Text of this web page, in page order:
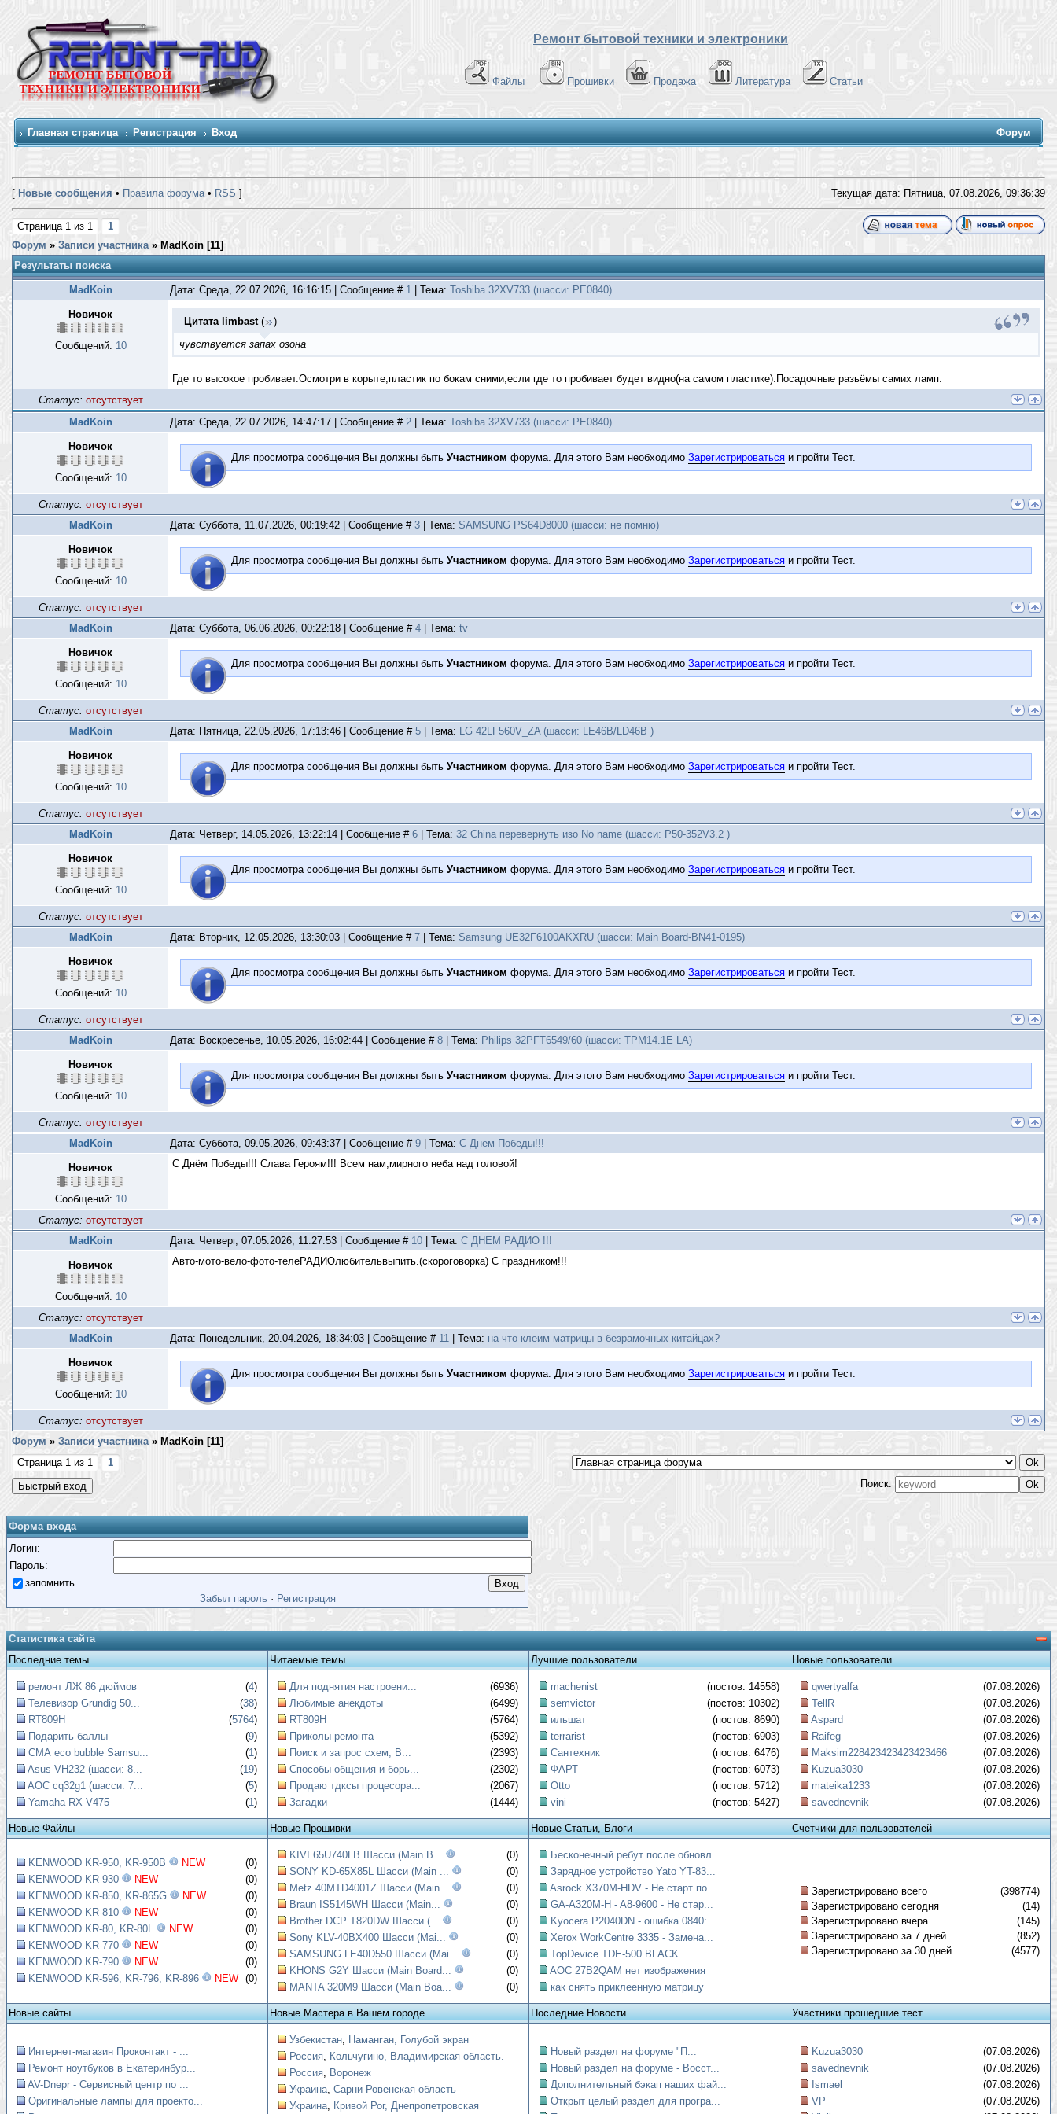
Ремонт бытовой техники и электроники
Файлы Прошивки Продажа Литература Статьи
Главная страница Регистрация Вход Форум
[ Новые сообщения • Правила форума• RSS ] Текущая дата: Пятница, 07.08.2026, 09:36:39
Страница 1 из 1
1
Форум » Записи участника » MadKoin [11]
Результаты поиска
MadKoin Дата: Среда, 22.07.2026, 16:16:15 | Сообщение # 1 | Тема: Toshiba 32XV733 (шасси: PE0840)
Новичок
Сообщений: 10
Цитата limbast(
)
чувствуется запах озона
Где то высокое пробивает.Осмотри в корыте,пластик по бокам сними,если где то пробивает будет видно(на самом пластике).Посадочные разьёмы самих ламп.
Статус: отсутствует
MadKoin
Дата: Среда, 22.07.2026, 14:47:17 | Сообщение # 2 | Тема: Toshiba 32XV733 (шасси: PE0840)
Новичок
Сообщений: 10
Для просмотра сообщения Вы должны быть Участником форума. Для этого Вам необходимо Зарегистрироваться и пройти Тест.
Статус: отсутствует
MadKoin
Дата: Суббота, 11.07.2026, 00:19:42 | Сообщение # 3 | Тема: SAMSUNG PS64D8000 (шасси: не помню)
Новичок
Сообщений: 10
Для просмотра сообщения Вы должны быть Участником форума. Для этого Вам необходимо Зарегистрироваться и пройти Тест.
Статус: отсутствует
MadKoin
Дата: Суббота, 06.06.2026, 00:22:18 | Сообщение # 4 | Тема: tv
Новичок
Сообщений: 10
Для просмотра сообщения Вы должны быть Участником форума. Для этого Вам необходимо Зарегистрироваться и пройти Тест.
Статус: отсутствует
MadKoin
Дата: Пятница, 22.05.2026, 17:13:46 | Сообщение # 5 | Тема: LG 42LF560V_ZA (шасси: LE46B/LD46B )
Новичок
Сообщений: 10
Для просмотра сообщения Вы должны быть Участником форума. Для этого Вам необходимо Зарегистрироваться и пройти Тест.
Статус: отсутствует
MadKoin
Дата: Четверг, 14.05.2026, 13:22:14 | Сообщение # 6 | Тема: 32 China перевернуть изо No name (шасси: P50-352V3.2 )
Новичок
Сообщений: 10
Для просмотра сообщения Вы должны быть Участником форума. Для этого Вам необходимо Зарегистрироваться и пройти Тест.
Статус: отсутствует
MadKoin
Дата: Вторник, 12.05.2026, 13:30:03 | Сообщение # 7 | Тема: Samsung UE32F6100AKXRU (шасси: Main Board-BN41-0195)
Новичок
Сообщений: 10
Для просмотра сообщения Вы должны быть Участником форума. Для этого Вам необходимо Зарегистрироваться и пройти Тест.
Статус: отсутствует
MadKoin
Дата: Воскресенье, 10.05.2026, 16:02:44 | Сообщение # 8 | Тема: Philips 32PFT6549/60 (шасси: TPM14.1E LA)
Новичок
Сообщений: 10
Для просмотра сообщения Вы должны быть Участником форума. Для этого Вам необходимо Зарегистрироваться и пройти Тест.
Статус: отсутствует
MadKoin
Дата: Суббота, 09.05.2026, 09:43:37 | Сообщение # 9 | Тема: С Днем Победы!!!
Новичок
Сообщений: 10
С Днём Победы!!! Слава Героям!!! Всем нам,мирного неба над головой!
Статус: отсутствует
MadKoin
Дата: Четверг, 07.05.2026, 11:27:53 | Сообщение # 10 | Тема: С ДНЕМ РАДИО !!!
Новичок
Сообщений: 10
Авто-мото-вело-фото-телеРАДИОлюбительвыпить.(скороговорка) С праздником!!!
Статус: отсутствует
MadKoin
Дата: Понедельник, 20.04.2026, 18:34:03 | Сообщение # 11 | Тема: на что клеим матрицы в безрамочных китайцах?
Новичок
Сообщений: 10
Для просмотра сообщения Вы должны быть Участником форума. Для этого Вам необходимо Зарегистрироваться и пройти Тест.
Статус: отсутствует
Форум » Записи участника » MadKoin [11]
Страница 1 из 1
1
Поиск:
Форма входа
Логин:
Пароль:
запомнить
Забыл пароль · Регистрация
Статистика сайта
Последние темы
Читаемые темы Лучшие пользователи Новые пользователи
ремонт ЛЖ 86 дюймов (4)
Телевизор Grundig 50...
(38)
RT809H
(5764)
Подарить баллы
(9)
СМА eco bubble Samsu...
(1)
Asus VH232 (шасси: 8...
(19)
AOC cq32g1 (шасси: 7...
(5)
Yamaha RX-V475
(1)
Для поднятия настроени...
(6936)
Любимые анекдоты
(6499)
RT809H
(5764)
Приколы ремонта
(5392)
Поиск и запрос схем, B...
(2393)
Способы общения и борь...
(2302)
Продаю тдксы процесора...
(2067)
Загадки
(1444)
machenist
(постов: 14558)
semvictor
(постов: 10302)
ильшат
(постов: 8690)
terrarist
(постов: 6903)
Сантехник
(постов: 6476)
ФАРТ
(постов: 6073)
Otto
(постов: 5712)
vini
(постов: 5427)
qwertyalfa
(07.08.2026)
TellR
(07.08.2026)
Aspard
(07.08.2026)
Raifeg
(07.08.2026)
Maksim228423423423423466
(07.08.2026)
Kuzua3030
(07.08.2026)
mateika1233
(07.08.2026)
savednevnik
(07.08.2026)
Новые Файлы Новые Прошивки Новые Статьи, Блоги Счетчики для пользователей
KENWOOD KR-950, KR-950B NEW
(0)
KENWOOD KR-930
NEW
(0)
KENWOOD KR-850, KR-865G
NEW
(0)
KENWOOD KR-810
NEW
(0)
KENWOOD KR-80, KR-80L
NEW
(0)
KENWOOD KR-770
NEW
(0)
KENWOOD KR-790
NEW
(0)
KENWOOD KR-596, KR-796, KR-896
NEW (0)
KIVI 65U740LB Шасси (Main B...
(0)
SONY KD-65X85L Шасси (Main ...
(0)
Metz 40MTD4001Z Шасси (Main...
(0)
Braun IS5145WH Шасси (Main...
(0)
Brother DCP T820DW Шасси (...
(0)
Sony KLV-40BX400 Шасси (Mai...
(0)
SAMSUNG LE40D550 Шасси (Mai...
(0)
KHONS G2Y Шасси (Main Board...
(0)
MANTA 320M9 Шасси (Main Boa...
(0)
Бесконечный ребут после обновл...
Зарядное устройство Yato YT-83...
Asrock X370M-HDV - Не старт по...
GA-A320M-H - A8-9600 - Не стар...
Kyocera P2040DN - ошибка 0840:...
Xerox WorkCentre 3335 - Замена...
TopDevice TDE-500 BLACK
AOC 27B2QAM нет изображения
как снять приклеенную матрицу
Зарегистрировано всего
(398774)
Зарегистрировано сегодня
(14)
Зарегистрировано вчера
(145)
Зарегистрировано за 7 дней
(852)
Зарегистрировано за 30 дней
(4577)
Новые сайты Новые Мастера в Вашем городе Последние Новости Участники прошедшие тест
Интернет-магазин Проконтакт - ...
Ремонт ноутбуков в Екатеринбур...
AV-Dnepr - Сервисный центр по ...
Оригинальные лампы для проекто...
Узбекистан, Наманган, Голубой экран
Россия, Кольчугино, Владимирская область.
Россия, Воронеж
Украина, Сарни Ровенская область
Украина, Кривой Рог, Днепропетровская
Новый раздел на форуме "П...
Новый раздел на форуме - Восст...
Дополнительный бэкап наших фай...
Открыт целый раздел для програ...
Kuzua3030
(07.08.2026)
savednevnik
(07.08.2026)
Ismael
(07.08.2026)
VP
(07.08.2026)